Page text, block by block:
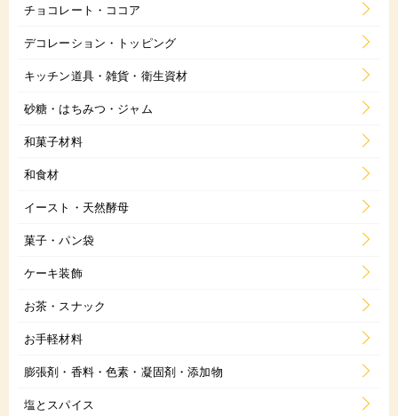
チョコレート・ココア
デコレーション・トッピング
キッチン道具・雑貨・衛生資材
砂糖・はちみつ・ジャム
和菓子材料
和食材
イースト・天然酵母
菓子・パン袋
ケーキ装飾
お茶・スナック
お手軽材料
膨張剤・香料・色素・凝固剤・添加物
塩とスパイス